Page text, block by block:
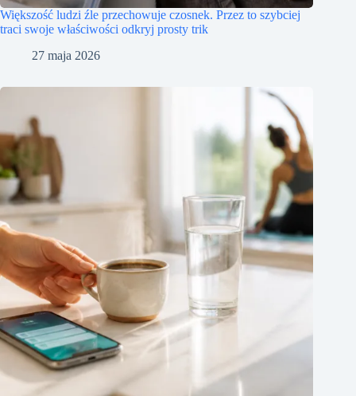
Większość ludzi źle przechowuje czosnek. Przez to szybciej
traci swoje właściwości odkryj prosty trik
27 maja 2026